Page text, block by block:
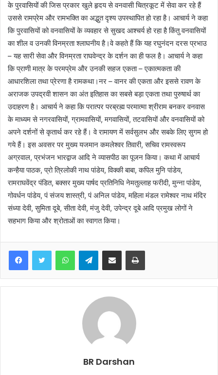
के पुरवासियों की जिस प्रकार खुले हृदय से वनवासी चित्रकूट में सेवा कर रहे हैं
उससे रामप्रेम और रामभक्ति का अद्भुत दृश्य उपस्थापित हो रहा है। आचार्य ने कहा
कि पुरवासियों को वनवासियों के व्यवहार से सुखद आश्चर्य हो रहा है किंतु वनवासियों
का शील व उनकी विनम्रता श्लाघनीय है।वे कहते हैं कि यह रघुनंदन दरस प्रभाउ
– यह सारी सेवा और विनम्रता राघवेन्द्र के दर्शन का ही फल है। आचार्य ने कहा
कि प्राणी मात्र के परमप्रेम और उनकी सहज एकता – एकात्मकता की
आधारशिला तथा प्रेरणा है रामकथा।नर – वानर की एकता और इससे रावण के
अराजक उपद्रवी शासन का अंत इतिहास का सबसे बड़ा एकता तथा पुरुषार्थ का
उदाहरण है। आचार्य ने कहा कि परात्पर परब्रह्म परमात्मा श्रीराम बनकर वनवास
के माध्यम से नगरवासियों, ग्रामवासियों, मगवासियों, तटवासियों और वनवासियों को
अपने दर्शनों से कृतार्थ कर रहे हैं। वे रामायण में सर्वसुलभ और सबके लिए सुगम हो
गये हैं। इस अवसर पर मुख्य यजमान कमलेश्वर तिवारी, सचिव रामस्वरूप
अग्रवाल, प्रभंजन भारद्वाज आदि ने व्यासपीठ का पूजन किया। कथा में आचार्य
कन्हैया पाठक, प्रो त्रिलोकी नाथ पांडेय, विक्की बाबा, कपिल मुनि पांडेय,
रामराघवेंद्र पंडित, बक्सर मुख्य पार्षद प्रतिनिधि नेमतुल्लाह फरीदी, मुन्ना पांडेय,
गोवर्धन पांडेय, पं संजय शास्त्री, पं अनिल पांडेय, महिला मंडल रामेश्वर नाथ मंदिर
संध्या देवी, सुमिता दूबे, सीता देवी, मंजु देवी, उपेन्द्र दूबे आदि प्रमुख लोगों ने
सहभाग किया और श्रोताओं का स्वागत किया।
Telegram
BR Darshan